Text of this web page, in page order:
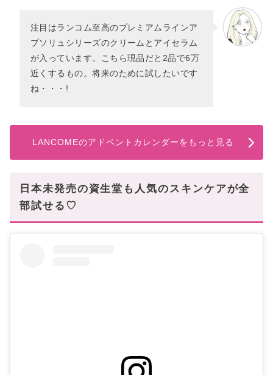
注目はランコム至高のプレミアムラインア
プソリュシリーズのクリームとアイセラム
が入っています。こちら現品だと2品で6万
近くするもの。将来のために試したいです
ね・・・!
LANCOMEのアドベントカレンダーをもっと見る
日本未発売の資生堂も人気のスキンケアが全
部試せる♡